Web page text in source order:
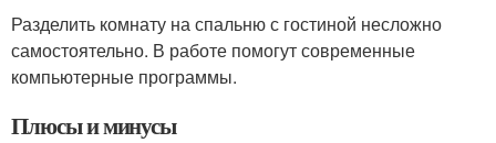
Разделить комнату на спальню с гостиной несложно
самостоятельно. В работе помогут современные
компьютерные программы.
Плюсы и минусы